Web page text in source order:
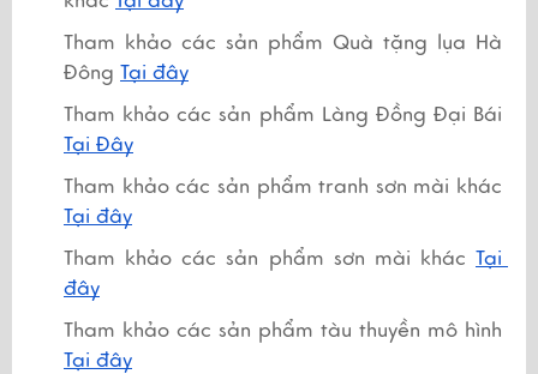
Tham khảo các sản phẩm Quà tặng lụa Hà
Đông Tại đây
Tại Đây
Tại đây
Tham khảo các sản phẩm sơn mài khác Tại
đây
Tham khảo các sản phẩm tàu thuyền mô hình
Tại đây